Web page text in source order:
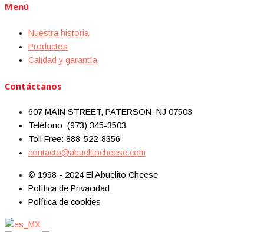
Menú
Nuestra historia
Productos
Calidad y garantía
Contáctanos
607 MAIN STREET, PATERSON, NJ 07503
Teléfono: (973) 345-3503
Toll Free: 888-522-8356
contacto@abuelitocheese.com
© 1998 - 2024 El Abuelito Cheese
Política de Privacidad
Política de cookies